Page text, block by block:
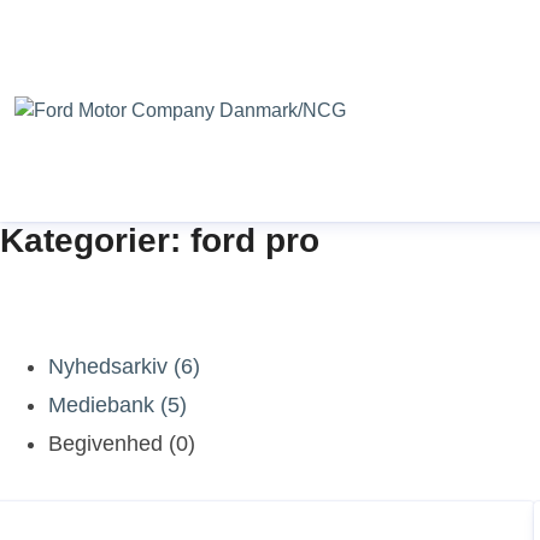
Kategorier: ford pro
Nyhedsarkiv (6)
Mediebank (5)
Begivenhed (0)